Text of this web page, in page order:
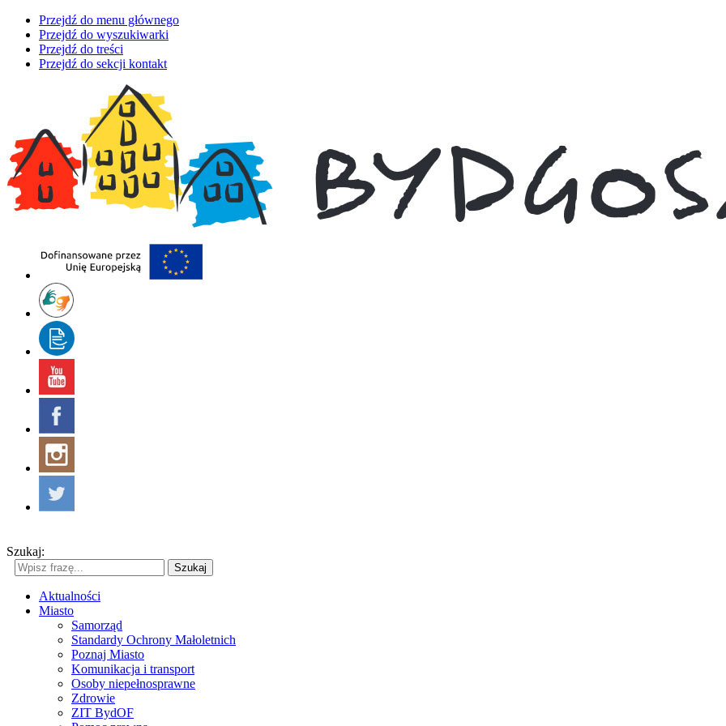
Przejdź do menu głównego
Przejdź do wyszukiwarki
Przejdź do treści
Przejdź do sekcji kontakt
Szukaj:
Szukaj
Aktualności
Miasto
Samorząd
Standardy Ochrony Małoletnich
Poznaj Miasto
Komunikacja i transport
Osoby niepełnosprawne
Zdrowie
ZIT BydOF